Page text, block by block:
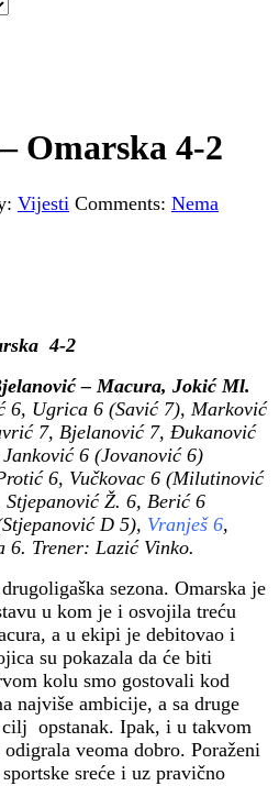
Omarska 4-2
Vijesti Comments: Nema
4-2
– Macura, Jokić Ml.
6, Ugrica 6 (Savić 7), Marković
7, Bjelanović 7, Đukanović
6 (Jovanović 6)
6, Vučkovac 6 (Milutinović
Ž. 6, Berić 6
D 5), Vranješ 6,
6. Trener: Lazić Vinko.
sezona. Omarska je
u kom je i osvojila treću
a u ekipi je debitovao i
su pokazala da će biti
kolu smo gostovali kod
najviše ambicije, a sa druge
opstanak. Ipak, i u takvom
veoma dobro. Poraženi
sreće i uz pravično